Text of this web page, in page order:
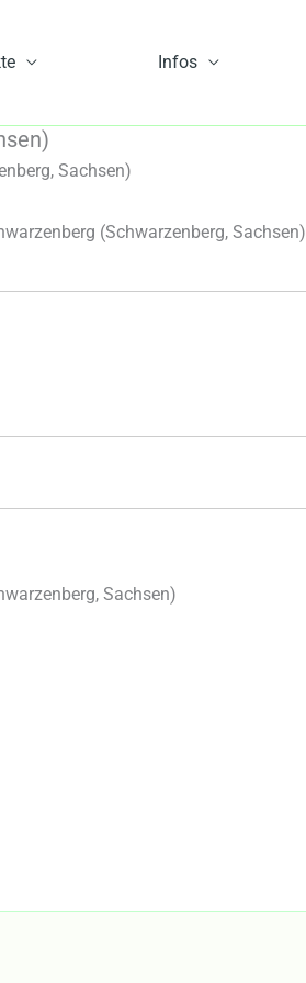
Infos
Sachsen)
(Schwarzenberg, Sachsen)
, Sachsen)